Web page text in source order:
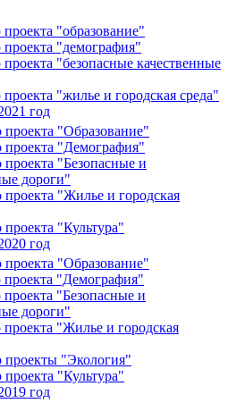
"образование"
проекта "демография"
"безопасные качественные
"жилье и городская среда"
год
проекта "Образование"
проекта "Демография"
проекта "Безопасные и
дороги"
проекта "Жилье и городская
"Культура"
год
проекта "Образование"
проекта "Демография"
"Безопасные и
дороги"
"Жилье и городская
проекты "Экология"
"Культура"
год